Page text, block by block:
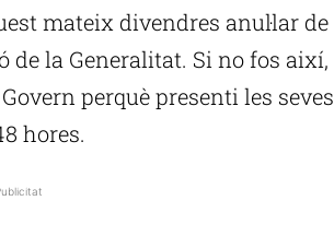
mateix divendres anul·lar de
la Generalitat. Si no fos així,
perquè presenti les seves
hores.